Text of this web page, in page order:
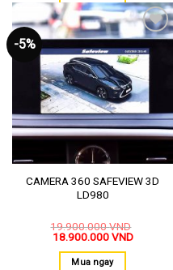
-5%
Thêm
vào
thích
CAMERA 360 SAFEVIEW 3D
LD980
19.900.000VND
18.900.000VND
Mua ngay